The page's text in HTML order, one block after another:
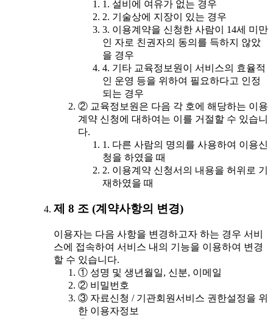
1. 설비에 여유가 없는 경우
2. 기술상에 지장이 있는 경우
3. 이용계약을 신청한 사람이 14세 미만
인 자로 친권자의 동의를 득하지 않았
을 경우
4. 기타 교육정보원이 서비스의 효율적
인 운영 등을 위하여 필요하다고 인정
되는 경우
② 교육정보원은 다음 각 호에 해당하는 이용
계약 신청에 대하여는 이를 거절할 수 있습니
다.
1. 다른 사람의 명의를 사용하여 이용신
청을 하였을 때
2. 이용계약 신청서의 내용을 허위로 기
재하였을 때
제 8 조 (계약사항의 변경)
이용자는 다음 사항을 변경하고자 하는 경우 서비
스에 접속하여 서비스 내의 기능을 이용하여 변경
할 수 있습니다.
① 성명 및 생년월일, 신분, 이메일
② 비밀번호
③ 자료신청 / 기관회원서비스 권한설정을 위
한 이용자정보